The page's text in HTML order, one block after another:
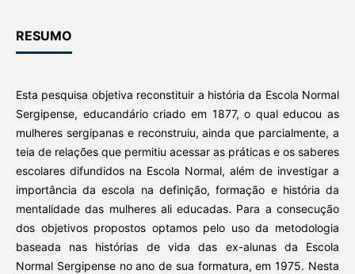
RESUMO
Esta pesquisa objetiva reconstituir a história da Escola Normal
Sergipense, educandário criado em 1877, o qual educou as
mulheres sergipanas e reconstruiu, ainda que parcialmente, a
teia de relações que permitiu acessar as práticas e os saberes
escolares difundidos na Escola Normal, além de investigar a
importância da escola na definição, formação e história da
mentalidade das mulheres ali educadas. Para a consecução
dos objetivos propostos optamos pelo uso da metodologia
baseada nas histórias de vida das ex-alunas da Escola
Normal Sergipense no ano de sua formatura, em 1975. Nesta